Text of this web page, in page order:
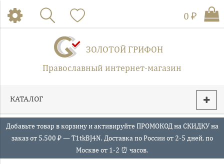
ЗОЛОТОЙ ГРИФОН
Православный интернет-магазин
0 ₽
КАТАЛОГ
Добавьте товар в корзину и активируйте ПРОМОКОД на СКИДКУ на
заказ от 5.500 ₽ — T1tkBJ4N. Доставка по России от 2-5 дней, по
Москве от 1-2 ⏰ часов.